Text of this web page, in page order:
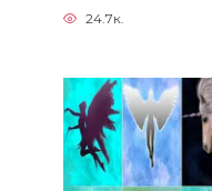
24.7к.